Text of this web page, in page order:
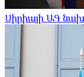
Սիրիայի ԱԳ